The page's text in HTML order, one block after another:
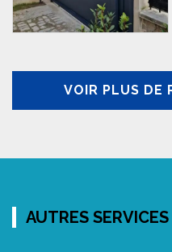
VOIR PLUS DE
AUTRES SERVICES